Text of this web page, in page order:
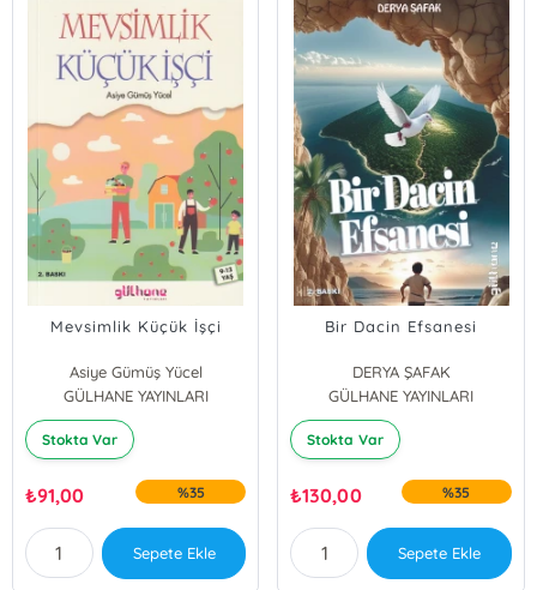
Mevsimlik Küçük İşçi
Asiye Gümüş Yücel
GÜLHANE YAYINLARI
Stokta Var
₺91,00 %35
Sepete Ekle
Bir Dacin Efsanesi
DERYA ŞAFAK
GÜLHANE YAYINLARI
Stokta Var
₺130,00 %35
Sepete Ekle